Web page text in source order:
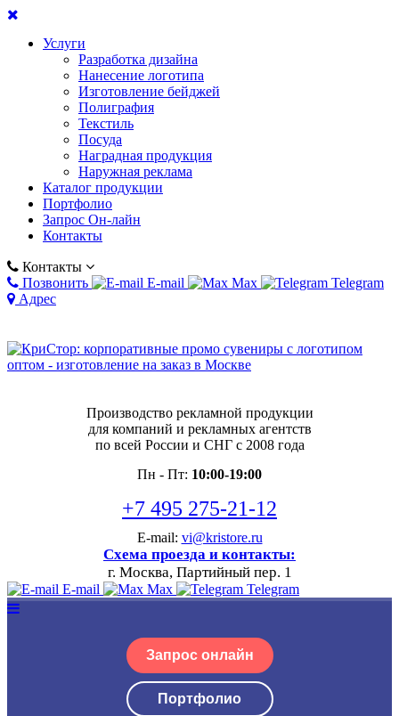
Услуги
Разработка дизайна
Нанесение логотипа
Изготовление бейджей
Полиграфия
Текстиль
Посуда
Наградная продукция
Наружная реклама
Каталог продукции
Портфолио
Запрос Он-лайн
Контакты
Контакты
Позвонить
E-mail Max
Telegram
Адрес
Производство рекламной продукции
для компаний и рекламных агентств
по всей России и СНГ с 2008 года
Пн - Пт: 10:00-19:00
+7 495 275-21-12
E-mail: vi@kristore.ru
Схема проезда и контакты:
г. Москва, Партийный пер. 1
E-mail Max Telegram
Запрос онлайн
Портфолио